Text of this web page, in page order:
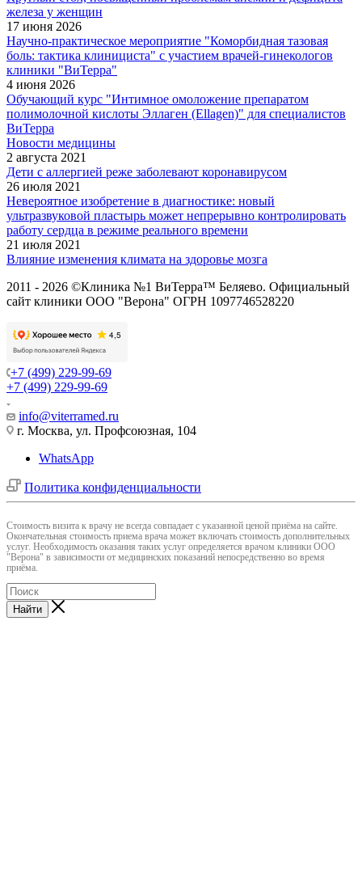
железа у женщин
17 июня 2026
Научно-практическое мероприятие "Коморбидная тазовая
боль: тактика клинициста" с участием врачей-гинекологов
клиники "ВиТерра"
4 июня 2026
Обучающий курс "Интимное омоложение препаратом
полимолочной кислоты Эллаген (Ellagen)" для специалистов
ВиТерра
Новости медицины
2 августа 2021
Дети с аллергией реже заболевают коронавирусом
26 июля 2021
Невероятное изобретение в диагностике: новый
ультразвуковой пластырь может непрерывно контролировать
работу сердца в режиме реального времени
21 июля 2021
Влияние изменения климата на здоровье мозга
2011 - 2026 ©Клиника №1 ВиТерра™ Беляево. Официальный
сайт клиники ООО "Верона" ОГРН 1097746528220
+7 (499) 229-99-69
+7 (499) 229-99-69
info@viterramed.ru
г. Москва, ул. Профсоюзная, 104
WhatsApp
Политика конфиденциальности
Cтоимость визита к врачу не всегда совпадает с указанной ценой приёма на сайте.
Окончательная стоимость приема врача может включать стоимость дополнительных
услуг. Необходимость оказания таких услуг определяется врачом клиники ООО
"Верона" в зависимости от медицинских показаний непосредственно во время
приёма.
Найти